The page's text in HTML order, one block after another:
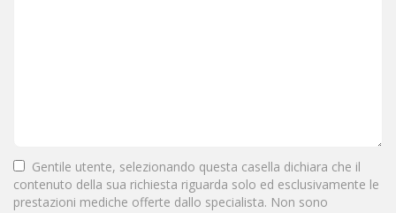
Gentile utente, selezionando questa casella dichiara che il
contenuto della sua richiesta riguarda solo ed esclusivamente le
prestazioni mediche offerte dallo specialista. Non sono